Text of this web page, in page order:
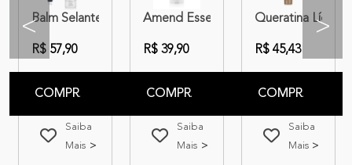
<Expertise Complete Repair 140ml
Prolongador do Efeito Liso 180ml
Balm Selante Amend Millenar Óleos Marroquinos 180g
R$ 57,90
COMPRAR
Saiba
Mais
Amend Essencial Seca Sem Frizz
R$ 39,90
COMPRAR
Saiba
Mais
Queratina
R$ 45,43
COMPRAR
Saiba
Mais
>